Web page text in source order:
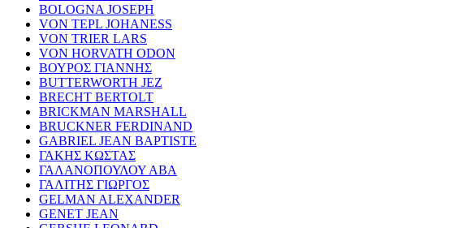
BOLOGNA JOSEPH
VON TEPL JOHANESS
VON TRIER LARS
VON HORVATH ODON
ΒΟΥΡΟΣ ΓΙΑΝΝΗΣ
BUTTERWORTH JEZ
BRECHT BERTOLT
BRICKMAN MARSHALL
BRUCKNER FERDINAND
GABRIEL JEAN BAPTISTE
ΓΑΚΗΣ ΚΩΣΤΑΣ
ΓΑΛΑΝΟΠΟΥΛΟΥ ΑΒΑ
ΓΑΛΙΤΗΣ ΓΙΩΡΓΟΣ
GELMAN ALEXANDER
GENET JEAN